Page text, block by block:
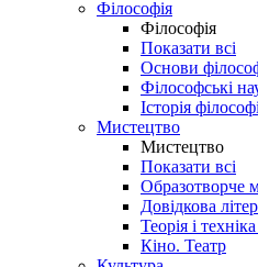
Філософія
Філософія
Показати всі
Основи
Філософські
Історія
Мистецтво
Мистецтво
Показати всі
Образотворче
Довідкова
Теорія і
Кіно. Театр